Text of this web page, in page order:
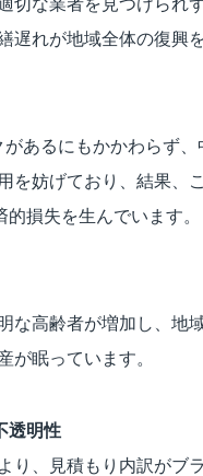
切な業者を見つけられ
遅れが地域全体の復興
あるにもかかわらず
を妨げており、結果、
損失を生んでいます。
な高齢者が増加し、地
が眠っています。
透明性
り、見積もり内訳がブ